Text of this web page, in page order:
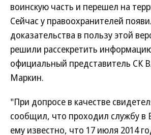
воинскую часть и перешел на
Сейчас у правоохранителей
доказательства в пользу этой
решили рассекретить
официальный представитель СК
Маркин.
"При допросе в качестве
сообщил, что проходил службу в
ему известно, что 17 июля 2014